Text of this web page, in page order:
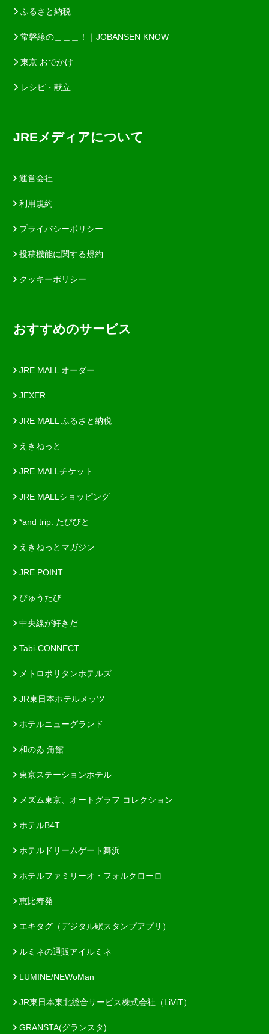
ふるさと納税
常磐線の＿＿＿！｜JOBANSEN KNOW
東京 おでかけ
レシピ・献立
JREメディアについて
運営会社
利用規約
プライバシーポリシー
投稿機能に関する規約
クッキーポリシー
おすすめのサービス
JRE MALL オーダー
JEXER
JRE MALL ふるさと納税
えきねっと
JRE MALLチケット
JRE MALLショッピング
*and trip. たびびと
えきねっとマガジン
JRE POINT
びゅうたび
中央線が好きだ
Tabi-CONNECT
メトロポリタンホテルズ
JR東日本ホテルメッツ
ホテルニューグランド
和のゐ 角館
東京ステーションホテル
メズム東京、オートグラフ コレクション
ホテルB4T
ホテルドリームゲート舞浜
ホテルファミリーオ・フォルクローロ
恵比寿発
エキタグ（デジタル駅スタンプアプリ）
ルミネの通販アイルミネ
LUMINE/NEWoMan
JR東日本東北総合サービス株式会社（LiViT）
GRANSTA(グランスタ)